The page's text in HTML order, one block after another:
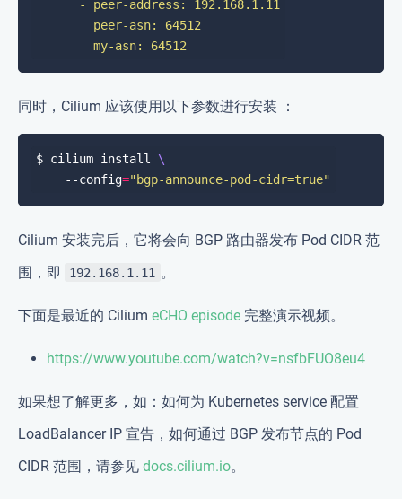
        my-asn: 64512
同时，Cilium 应该使用以下参数进行安装 ：
$ cilium install
    --config
="bgp-announce-pod-cidr=true"
Cilium 安装完后，它将会向 BGP 路由器发布 Pod CIDR 范
围，即
192.168.1.11 。
下面是最近的 Cilium eCHO episode 完整演示视频。
https://www.youtube.com/watch?v=nsfbFUO8eu4
如果想了解更多，如：如何为 Kubernetes service 配置
LoadBalancer IP 宣告，如何通过 BGP 发布节点的 Pod
CIDR 范围，请参见 docs.cilium.io。